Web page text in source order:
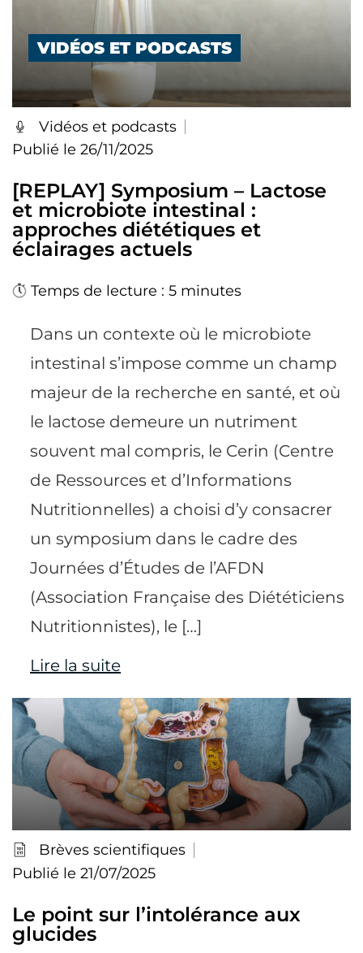
VIDÉOS ET PODCASTS
Vidéos et podcasts
Publié le 26/11/2025
[REPLAY] Symposium – Lactose
et microbiote intestinal :
approches diététiques et
éclairages actuels
Temps de lecture : 5 minutes
Dans un contexte où le microbiote
intestinal s’impose comme un champ
majeur de la recherche en santé, et où
le lactose demeure un nutriment
souvent mal compris, le Cerin (Centre
de Ressources et d’Informations
Nutritionnelles) a choisi d’y consacrer
un symposium dans le cadre des
Journées d’Études de l’AFDN
(Association Française des Diététiciens
Nutritionnistes), le […]
Lire la suite
Brèves scientifiques
Publié le 21/07/2025
Le point sur l’intolérance aux
glucides